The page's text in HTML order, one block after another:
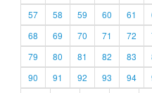
57
58 59 60 61
68
69 70 71 72
79
80 81 82 83
90
91 92 93 94